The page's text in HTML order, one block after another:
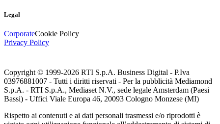
Legal
CorporateCookie Policy
Privacy Policy
Copyright © 1999-2026 RTI S.p.A. Business Digital - P.Iva
03976881007 - Tutti i diritti riservati - Per la pubblicità Mediamond
S.p.A. - RTI S.p.A., Mediaset N.V., sede legale Amsterdam (Paesi
Bassi) - Uffici Viale Europa 46, 20093 Cologno Monzese (MI)
Rispetto ai contenuti e ai dati personali trasmessi e/o riprodotti è